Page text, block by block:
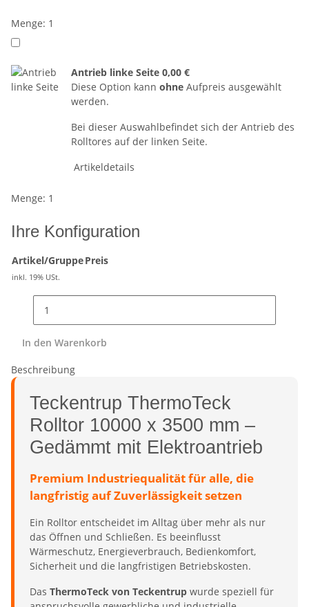
Menge: 1
Antrieb linke Seite 0,00 €
Diese Option kann ohneAufpreis ausgewählt
werden.
Bei dieser Auswahlbefindet sich der Antrieb des
Rolltores auf der linken Seite.
Artikeldetails
Menge: 1
Ihre Konfiguration
Artikel/GruppePreis
inkl. 19% USt.
In den Warenkorb
Beschreibung
Teckentrup ThermoTeck
Rolltor 10000 x 3500 mm –
Gedämmt mit Elektroantrieb
Premium Industriequalität für alle, die
langfristig auf Zuverlässigkeit setzen
Ein Rolltor entscheidet im Alltag über mehr als nur
das Öffnen und Schließen. Es beeinflusst
Wärmeschutz, Energieverbrauch, Bedienkomfort,
Sicherheit und die langfristigen Betriebskosten.
Das ThermoTeck von Teckentrup wurde speziell für